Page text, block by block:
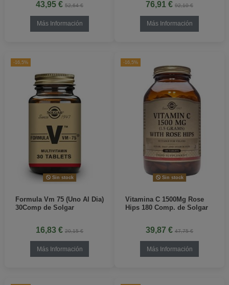
43,95 € 52,64 €
Más Información
76,91 € 92,10 €
Más Información
-16,5%
Sin stock
Formula Vm 75 (Uno Al Dia)
30Comp de Solgar
16,83 € 20,15 €
Más Información
-16,5%
Sin stock
Vitamina C 1500Mg Rose
Hips 180 Comp. de Solgar
39,87 € 47,75 €
Más Información